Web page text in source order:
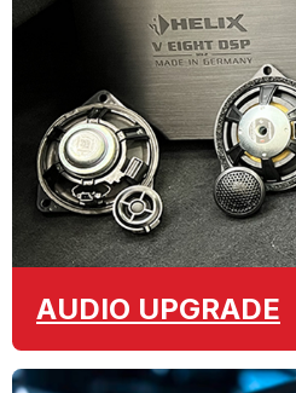
AUDIO UPGRADE